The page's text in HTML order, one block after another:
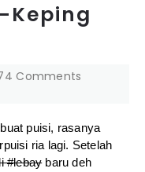
Keping
Comments
puisi, rasanya
ria lagi. Setelah
#lebaybaru deh